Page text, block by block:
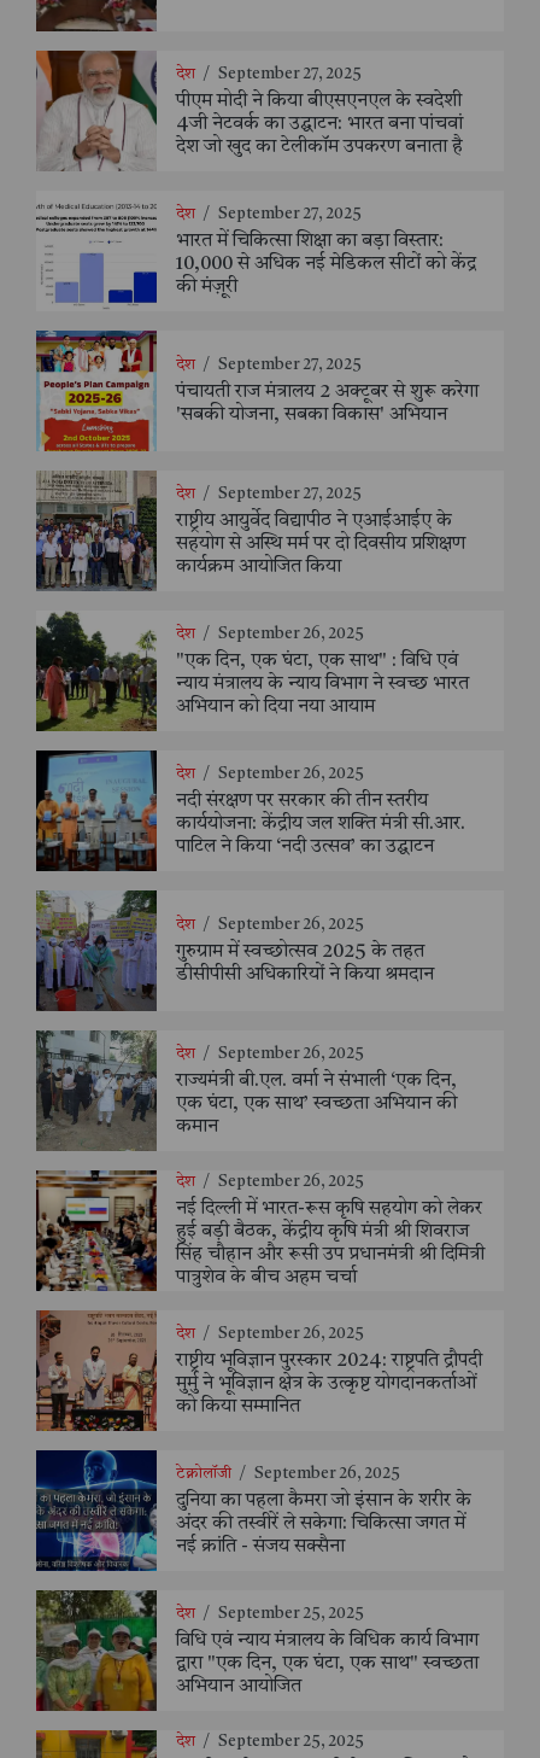
देश / September 27, 2025
पीएम मोदी ने किया बीएसएनएल के स्वदेशी
4जी नेटवर्क का उद्घाटन: भारत बना पांचवां
देश जो खुद का टेलीकॉम उपकरण बनाता है
देश / September 27, 2025
भारत में चिकित्सा शिक्षा का बड़ा विस्तार:
10,000 से अधिक नई मेडिकल सीटों को केंद्र
की मंज़ूरी
देश / September 27, 2025
पंचायती राज मंत्रालय 2 अक्टूबर से शुरू करेगा
'सबकी योजना, सबका विकास' अभियान
देश / September 27, 2025
राष्ट्रीय आयुर्वेद विद्यापीठ ने एआईआईए के
सहयोग से अस्थि मर्म पर दो दिवसीय प्रशिक्षण
कार्यक्रम आयोजित किया
देश / September 26, 2025
"एक दिन, एक घंटा, एक साथ" : विधि एवं
न्याय मंत्रालय के न्याय विभाग ने स्वच्छ भारत
अभियान को दिया नया आयाम
देश / September 26, 2025
नदी संरक्षण पर सरकार की तीन स्तरीय
कार्ययोजना: केंद्रीय जल शक्ति मंत्री सी.आर.
पाटिल ने किया ‘नदी उत्सव’ का उद्घाटन
देश / September 26, 2025
गुरुग्राम में स्वच्छोत्सव 2025 के तहत
डीसीपीसी अधिकारियों ने किया श्रमदान
देश / September 26, 2025
राज्यमंत्री बी.एल. वर्मा ने संभाली ‘एक दिन,
एक घंटा, एक साथ’ स्वच्छता अभियान की
कमान
देश / September 26, 2025
नई दिल्ली में भारत-रूस कृषि सहयोग को लेकर
हुई बड़ी बैठक, केंद्रीय कृषि मंत्री श्री शिवराज
सिंह चौहान और रूसी उप प्रधानमंत्री श्री दिमित्री
पात्रुशेव के बीच अहम चर्चा
देश / September 26, 2025
राष्ट्रीय भूविज्ञान पुरस्कार 2024: राष्ट्रपति द्रौपदी
मुर्मु ने भूविज्ञान क्षेत्र के उत्कृष्ट योगदानकर्ताओं
को किया सम्मानित
टेक्नोलॉजी / September 26, 2025
दुनिया का पहला कैमरा जो इंसान के शरीर के
अंदर की तस्वीरें ले सकेगा: चिकित्सा जगत में
नई क्रांति - संजय सक्सैना
देश / September 25, 2025
विधि एवं न्याय मंत्रालय के विधिक कार्य विभाग
द्वारा "एक दिन, एक घंटा, एक साथ" स्वच्छता
अभियान आयोजित
देश / September 25, 2025